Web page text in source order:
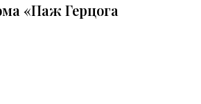
«Паж Герцога